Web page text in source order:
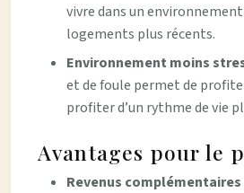
vivre dans un
logements plus récents.
Environnement moins
et de foule permet de
profiter d’un rythme de vie
Avantages pour le
Revenus complémentaires